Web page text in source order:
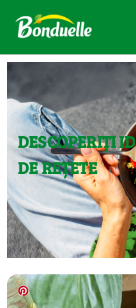
DESCOPERIȚI
DE REȚETE